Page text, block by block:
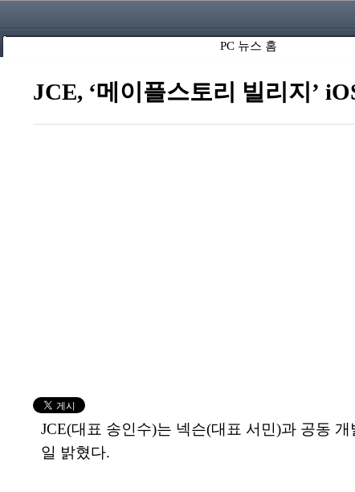
PC 뉴스 홈
JCE, ‘메이플스토리 빌리지’
JCE(대표 송인수)는 넥슨(대표 서민)과 공동
일 밝혔다.